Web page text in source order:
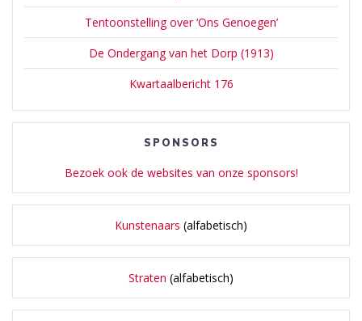
Tentoonstelling over ‘Ons Genoegen’
De Ondergang van het Dorp (1913)
Kwartaalbericht 176
SPONSORS
Bezoek ook de websites van onze sponsors!
Kunstenaars (alfabetisch)
Straten (alfabetisch)